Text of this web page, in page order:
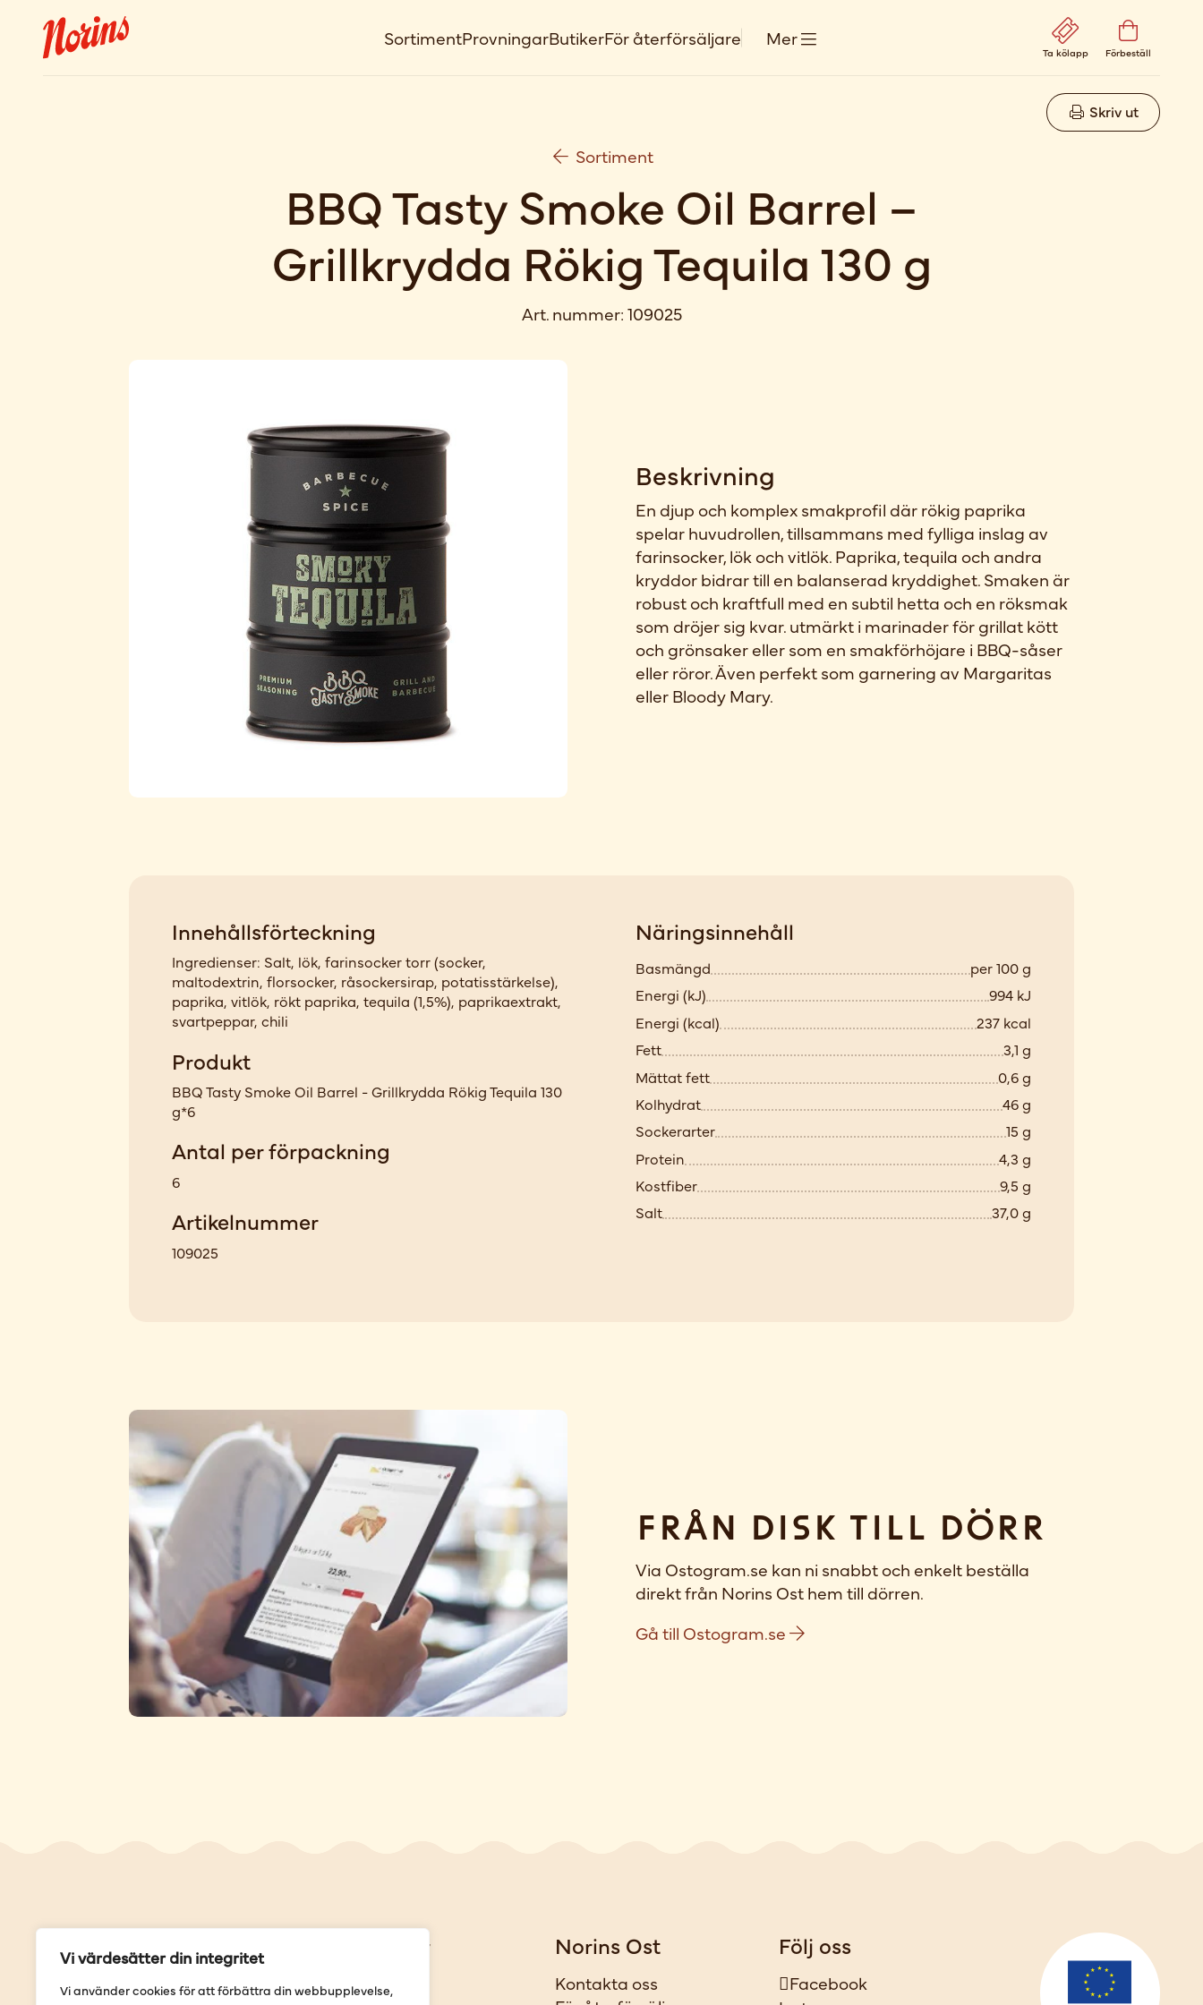
Vi värdesätter din integritet
Vi använder cookies för att förbättra din webbupplevelse,
SortimentProvningarButikerFör återförsäljare Mer
Ta kölapp Förbeställ
Skriv ut
Sortiment
BBQ Tasty Smoke Oil Barrel –
Grillkrydda Rökig Tequila 130 g
Art. nummer:109025
Beskrivning
En djup och komplex smakprofil där rökig paprika
spelar huvudrollen, tillsammans med fylliga inslag av
farinsocker, lök och vitlök. Paprika, tequila och andra
kryddor bidrar till en balanserad kryddighet. Smaken är
robust och kraftfull med en subtil hetta och en röksmak
som dröjer sig kvar. utmärkt i marinader för grillat kött
och grönsaker eller som en smakförhöjare i BBQ-såser
eller röror. Även perfekt som garnering av Margaritas
eller Bloody Mary.
Innehållsförteckning
Ingredienser: Salt, lök, farinsocker torr (socker,
maltodextrin, florsocker, råsockersirap, potatisstärkelse),
paprika, vitlök, rökt paprika, tequila (1,5%), paprikaextrakt,
svartpeppar, chili
Produkt
BBQ Tasty Smoke Oil Barrel - Grillkrydda Rökig Tequila 130
g*6
Antal per förpackning
6
Artikelnummer
109025
Näringsinnehåll
Basmängd
per 100 g
Energi (kJ)
994 kJ
Energi (kcal)
237 kcal
Fett
3,1 g
Mättat fett
0,6 g
Kolhydrat
46 g
Sockerarter
15 g
Protein
4,3 g
Kostfiber
9,5 g
Salt
37,0 g
Från disk till dörr
Via Ostogram.se kan ni snabbt och enkelt beställa
direkt från Norins Ost hem till dörren.
Gå till Ostogram.se
Genvägar
Våra butiker
Norins Ost
Kontakta oss
Följ oss
Facebook